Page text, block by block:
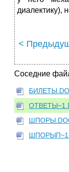
диалектику),
<
Соседние